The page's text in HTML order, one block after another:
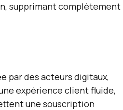
supprimant complètement
par des acteurs digitaux,
expérience client fluide,
une souscription